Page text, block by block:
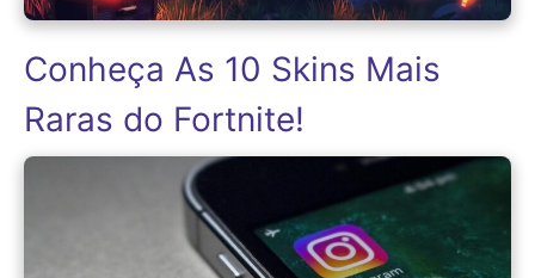
Conheça As 10 Skins Mais
Raras do Fortnite!